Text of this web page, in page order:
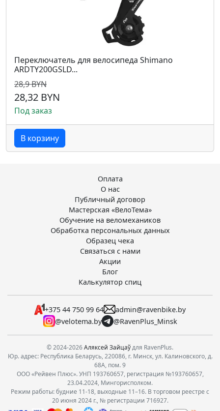
Переключатель для велосипеда Shimano
ARDTY200GSLD...
28,9 BYN
28,32 BYN
Под заказ
В корзину
Оплата
О нас
Публичный договор
Мастерская «ВелоТема»
Обучение на веломехаников
Обработка персональных данных
Образец чека
Связаться с нами
Акции
Блог
Калькулятор спиц
+375 44 750 99 64
admin@ravenbike.by
@velotema.by
@RavenPlus_Minsk
© 2024-2026Аляксей Зайцаўдля RavenPlus.
Юр. адрес: Республика Беларусь, 220086, г. Минск, ул. Калиновского, д.
68А, пом. 9
ООО «Рейвен Плюс». УНП 193760657, регистрация №193760657,
23.04.2024, Мингорисполком.
Режим работы: будние 11-18, выходные 11–16. В торговом реестре с
20 июня 2024 г., № регистрации 716927.